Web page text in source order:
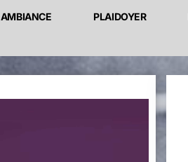
AMBIANCE PLAIDOYER